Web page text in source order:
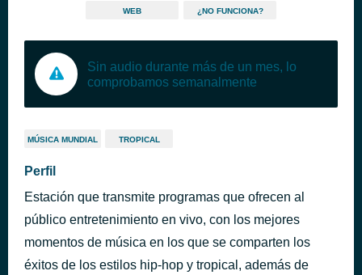
WEB ¿NO FUNCIONA?
Sin audio durante más de un mes, lo
comprobamos semanalmente
MÚSICA MUNDIAL TROPICAL
Perfil
Estación que transmite programas que ofrecen al
público entretenimiento en vivo, con los mejores
momentos de música en los que se comparten los
éxitos de los estilos hip-hop y tropical, además de